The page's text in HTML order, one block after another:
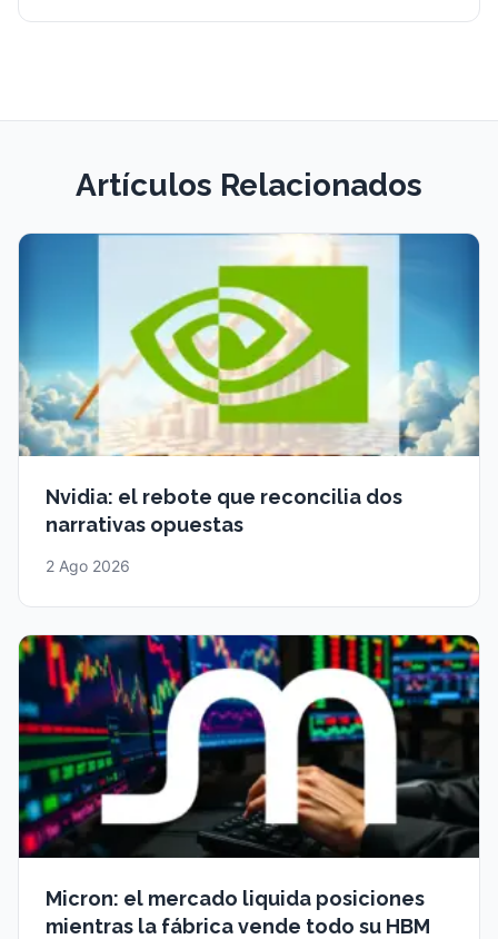
Artículos Relacionados
Nvidia: el rebote que reconcilia dos
narrativas opuestas
2 Ago 2026
Micron: el mercado liquida posiciones
mientras la fábrica vende todo su HBM